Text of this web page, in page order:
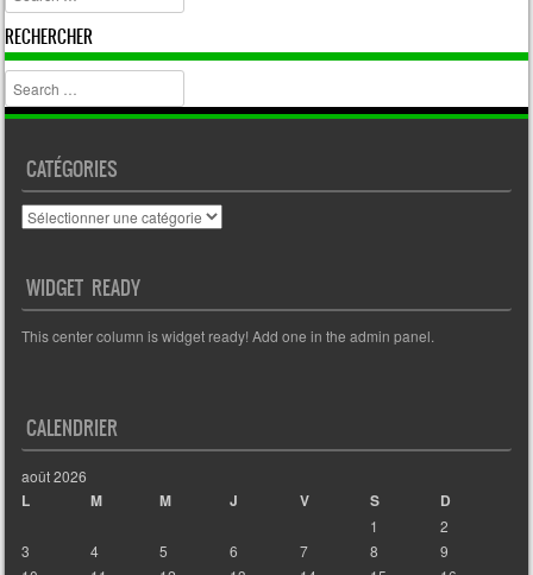
RECHERCHER
Search
CATÉGORIES
Catégories
WIDGET READY
This center column is widget ready! Add one in the admin panel.
CALENDRIER
août 2026
L M M J V S D
1
2
3
4 5 6 7 8
9